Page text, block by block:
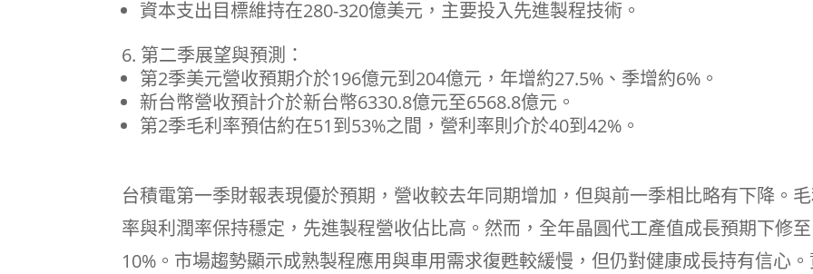
資本支出目標維持在280-320億美元，主要投入先進製程技術。
第二季展望與預測：
第2季美元營收預期介於196億元到204億元，年增約27.5%、季增約6%。
新台幣營收預計介於新台幣6330.8億元至6568.8億元。
第2季毛利率預估約在51到53%之間，營利率則介於40到42%。
台積電第一季財報表現優於預期，營收較去年同期增加，但與前一季相比略有下降。
率與利潤率保持穩定，先進製程營收佔比高。然而，全年晶圓代工產值成長預期下修至
10%。市場趨勢顯示成熟製程應用與車用需求復甦較緩慢，但仍對健康成長持有信心